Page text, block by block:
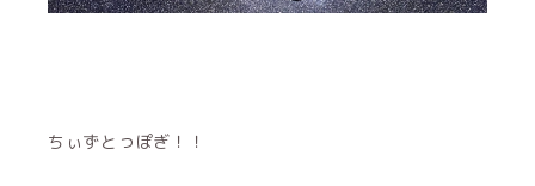
ちぃずとっぽぎ！！